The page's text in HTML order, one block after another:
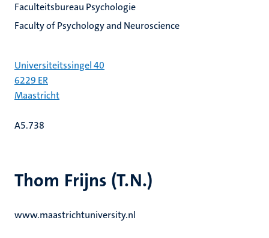
Thom Frijns (T.N.)
www.maastrichtuniversity.nl
Faculteitsbureau Psychologie
Faculty of Psychology and Neuroscience
Universiteitssingel 40
6229 ER
Maastricht
A5.738